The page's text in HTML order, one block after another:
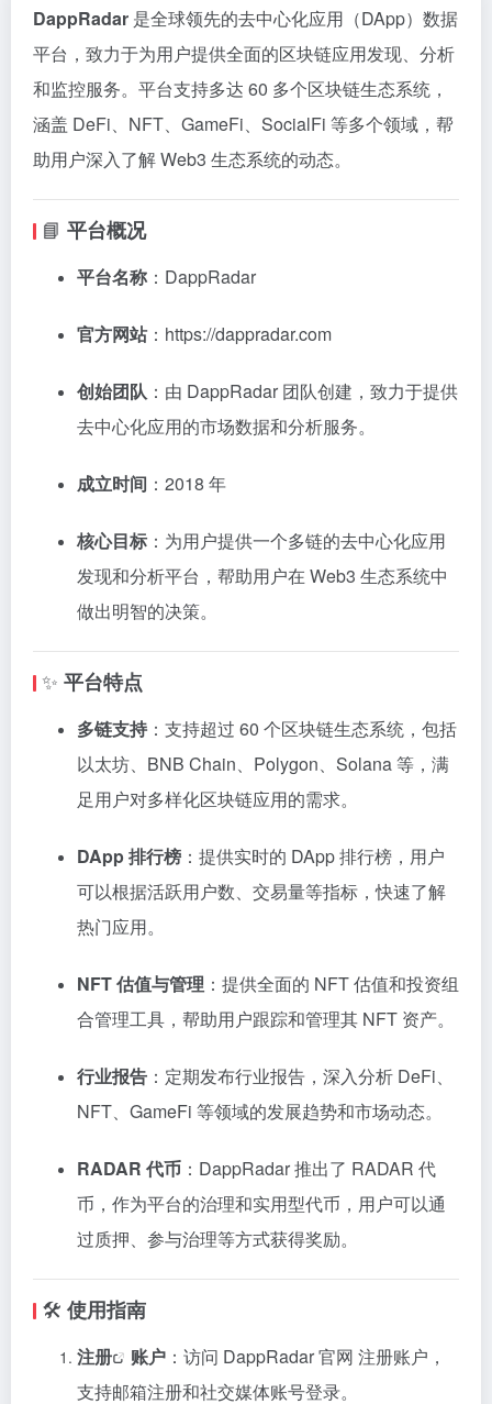
DappRadar 是全球领先的去中心化应用（DApp）数据
平台，致力于为用户提供全面的区块链应用发现、分析
和监控服务。平台支持多达 60 多个区块链生态系统，
涵盖 DeFi、NFT、GameFi、SocialFi 等多个领域，帮
助用户深入了解 Web3 生态系统的动态。
📘 平台概况
平台名称 ：DappRadar
官方网站： https://dappradar.com
创始团队 ：由 DappRadar 团队创建，致力于提供
去中心化应用的市场数据和分析服务。
成立时间 ：2018 年
核心目标 ：为用户提供一个多链的去中心化应用
发现和分析平台，帮助用户在 Web3 生态系统中
做出明智的决策。
✨ 平台特点
多链支持 ：支持超过 60 个区块链生态系统，包括
以太坊、BNB Chain、Polygon、Solana 等，满
足用户对多样化区块链应用的需求。
DApp 排行榜 ：提供实时的 DApp 排行榜，用户
可以根据活跃用户数、交易量等指标，快速了解
热门应用。
NFT 估值与管理 ：提供全面的 NFT 估值和投资组
合管理工具，帮助用户跟踪和管理其 NFT 资产。
行业报告 ：定期发布行业报告，深入分析 DeFi、
NFT、GameFi 等领域的发展趋势和市场动态。
RADAR 代币 ：DappRadar 推出了 RADAR 代
币，作为平台的治理和实用型代币，用户可以通
过质押、参与治理等方式获得奖励。
🛠️ 使用指南
注册 账户 ：访问 DappRadar 官网 注册账户，
支持邮箱注册和社交媒体账号登录。